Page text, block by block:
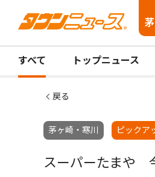
すべて トップニュース
戻る
茅ヶ崎・寒川 ピックア
スーパーたまや